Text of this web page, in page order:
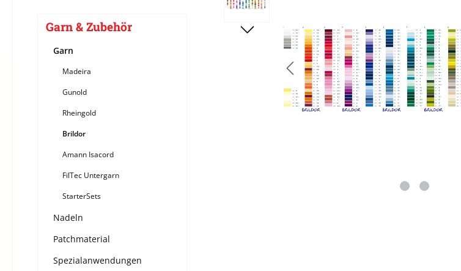
Garn & Zubehör
Garn
Madeira
Gunold
Rheingold
Brildor
Amann Isacord
FilTec Untergarn
StarterSets
Nadeln
Patchmaterial
Spezialanwendungen